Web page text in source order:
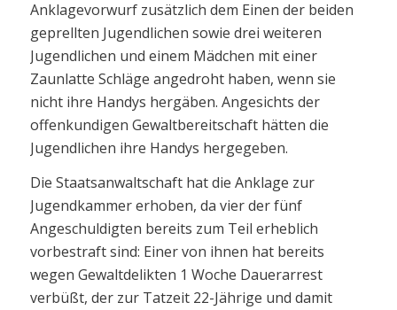
Anklagevorwurf zusätzlich dem Einen der beiden
geprellten Jugendlichen sowie drei weiteren
Jugendlichen und einem Mädchen mit einer
Zaunlatte Schläge angedroht haben, wenn sie
nicht ihre Handys hergäben. Angesichts der
offenkundigen Gewaltbereitschaft hätten die
Jugendlichen ihre Handys hergegeben.
Die Staatsanwaltschaft hat die Anklage zur
Jugendkammer erhoben, da vier der fünf
Angeschuldigten bereits zum Teil erheblich
vorbestraft sind: Einer von ihnen hat bereits
wegen Gewaltdelikten 1 Woche Dauerarrest
verbüßt, der zur Tatzeit 22-Jährige und damit